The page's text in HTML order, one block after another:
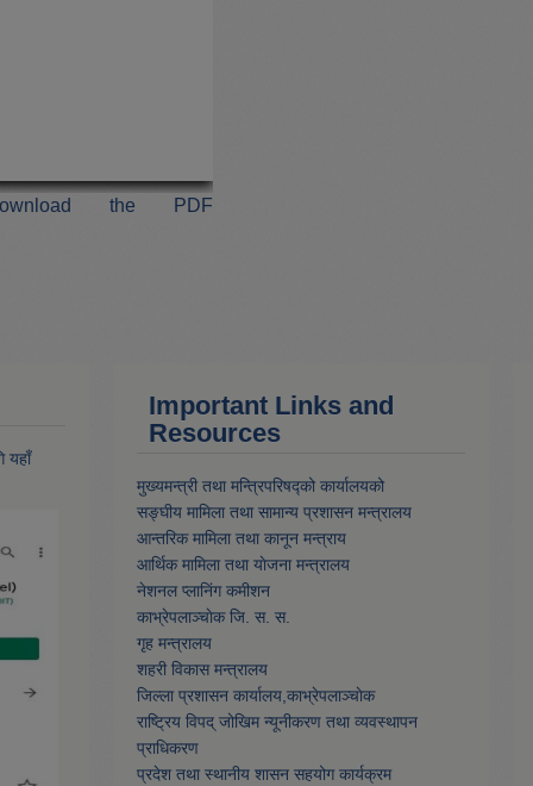
the PDF
यहाँ
Important Links and
Resources
मुख्यमन्त्री तथा मन्त्रिपरिषद्को कार्यालयको
सङ्घीय मामिला तथा सामान्य प्रशासन मन्त्रालय
आन्तरिक मामिला तथा कानून मन्त्राय
आर्थिक मामिला तथा याेजना मन्त्रालय
नेशनल प्लानिंग कमीशन
काभ्रेपलाञ्चाेक जि. स. स.
गृह मन्त्रालय
शहरी विकास मन्त्रालय
जिल्ला प्रशासन कार्यालय,काभ्रेपलाञ्चाेक
राष्ट्रिय विपद् जोखिम न्यूनीकरण तथा व्यवस्थापन
प्राधिकरण
प्रदेश तथा स्थानीय शासन सहयोग कार्यक्रम